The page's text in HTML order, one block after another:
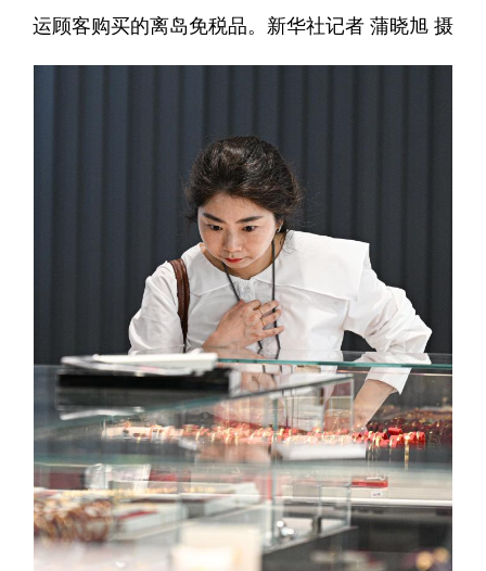
运顾客购买的离岛免税品。新华社记者 蒲晓旭 摄